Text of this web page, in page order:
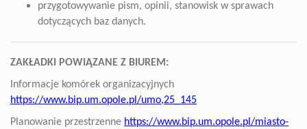
przygotowywanie pism, opinii, stanowisk w sprawach
dotyczących baz danych.
ZAKŁADKI POWIĄZANE Z BIUREM:
Informacje komórek organizacyjnych
https://www.bip.um.opole.pl/umo,25_145
Planowanie przestrzenne https://www.bip.um.opole.pl/miasto-